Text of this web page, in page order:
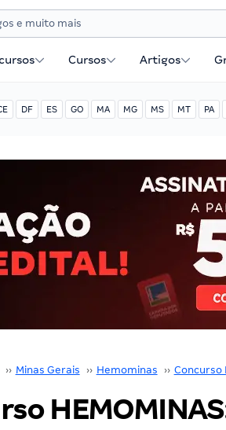
Cursos Artigos
DF ES GO MA MG MS MT PA
›› Minas Gerais ›› Hemominas ›› Concurso